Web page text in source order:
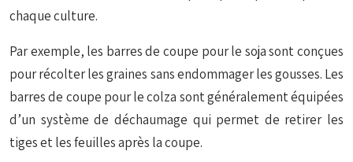
chaque culture.
Par exemple, les barres de coupe pour le soja sont conçues
pour récolter les graines sans endommager les gousses. Les
barres de coupe pour le colza sont généralement équipées
d’un système de déchaumage qui permet de retirer les
tiges et les feuilles après la coupe.